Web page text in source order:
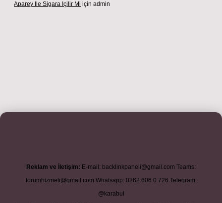
Aparey Ile Sigara Içilir Mi için admin
adresibetexper.xyzm elexbet
Reklam ve İletişim: E-mail: backlinkpaneli@gmail.com Teams:
forumhizmeti@gmail.com Whatsapp: 0262 606 0 726 Telegram:
@karabul